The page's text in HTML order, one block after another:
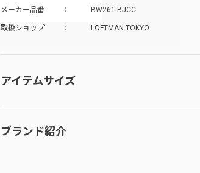
メーカー品番 BW261-BJCC
取扱ショップ LOFTMAN TOKYO
アイテムサイズ
ブランド紹介